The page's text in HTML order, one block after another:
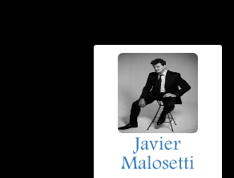
Javier
Malosetti